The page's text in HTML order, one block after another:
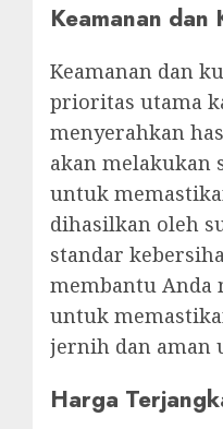
Keamanan dan
Keamanan dan
prioritas utama
menyerahkan
akan melakukan
untuk
dihasilkan oleh
standar
membantu Anda
untuk
jernih dan aman
Harga